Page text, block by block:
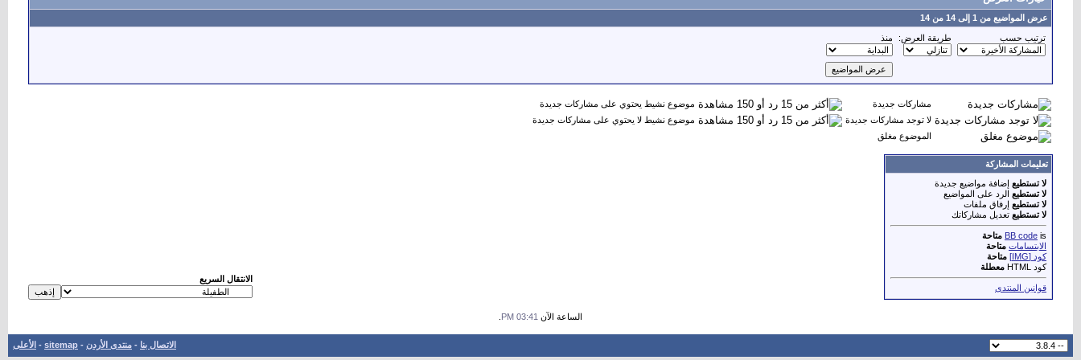
عرض المواضيع من 1 إلى 14 من 14
ترتيب حسب طريقة العرض: منذ
مشاركات جديدة
موضوع نشيط يحتوي على مشاركات جديدة
لا توجد مشاركات جديدة
موضوع نشيط لا يحتوي على مشاركات جديدة
الموضوع مغلق
تعليمات المشاركة
لا تستطيع إضافة مواضيع جديدة
لا تستطيع الرد على المواضيع
لا تستطيع إرفاق ملفات
لا تستطيع تعديل مشاركاتك
BB code is
متاحة
الابتسامات متاحة
كود [IMG]
متاحة
كود HTML
معطلة
قوانين المنتدى
الانتقال السريع
الساعة الآن 03:41 PM
الاتصال بنا - منتدى الأردن -
sitemap
- الأعلى